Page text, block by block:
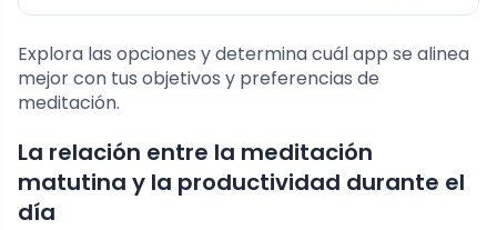
Explora las opciones y determina cuál app se alinea
mejor con tus objetivos y preferencias de
meditación.
La relación entre la meditación
matutina y la productividad durante el
día